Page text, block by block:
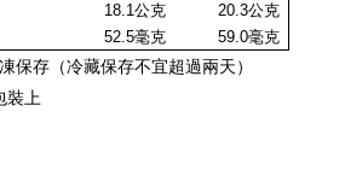
18.1公克
20.3公克
52.5毫克 59.0毫克
保存（冷藏保存不宜超過兩天）
裝上